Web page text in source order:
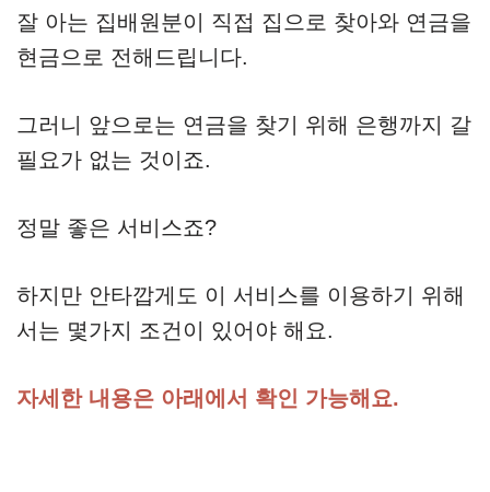
잘 아는 집배원분이 직접 집으로 찾아와 연금을
현금으로 전해드립니다.
그러니 앞으로는 연금을 찾기 위해 은행까지 갈
필요가 없는 것이죠.
정말 좋은 서비스죠?
하지만 안타깝게도 이 서비스를 이용하기 위해
서는 몇가지 조건이 있어야 해요.
자세한 내용은 아래에서 확인 가능해요.